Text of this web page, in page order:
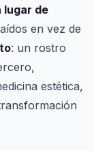
lugar de
en vez de
: un rostro
estética,